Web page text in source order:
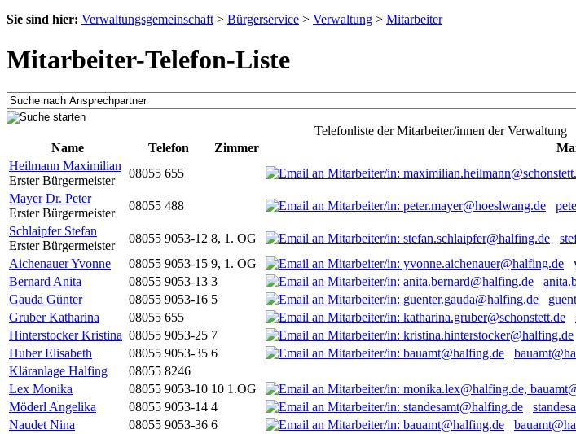
Sie sind hier: Verwaltungsgemeinschaft > Bürgerservice > Verwaltung > Mitarbeiter
Mitarbeiter-Telefon-Liste
Telefonliste der Mitarbeiter/innen der Verwaltung
Name
Telefon Zimmer
Heilmann Maximilian
Erster Bürgermeister
08055 655
Mayer Dr. Peter
Erster Bürgermeister
08055 488
Schlaipfer Stefan
Erster Bürgermeister
08055 9053-12 8, 1. OG
Aichenauer Yvonne
08055 9053-15 9, 1. OG
Bernard Anita
08055 9053-13 3
Gauda Günter
08055 9053-16 5
Gruber Katharina
08055 655
Hinterstocker Kristina 08055 9053-25 7
Huber Elisabeth
08055 9053-35 6
Kläranlage Halfing
08055 8246
Lex Monika
08055 9053-10 10 1.OG
Möderl Angelika
08055 9053-14 4
Naudet Nina
08055 9053-36 6